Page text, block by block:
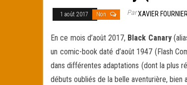
1 août 2017 Non ParXAVIER FOURNIER
En ce mois d’août 2017, Black Canary
un comic-book daté d’août 1947 (Flash
dans différentes adaptations (dont la plus
débuts oubliés de la belle aventurière, bien